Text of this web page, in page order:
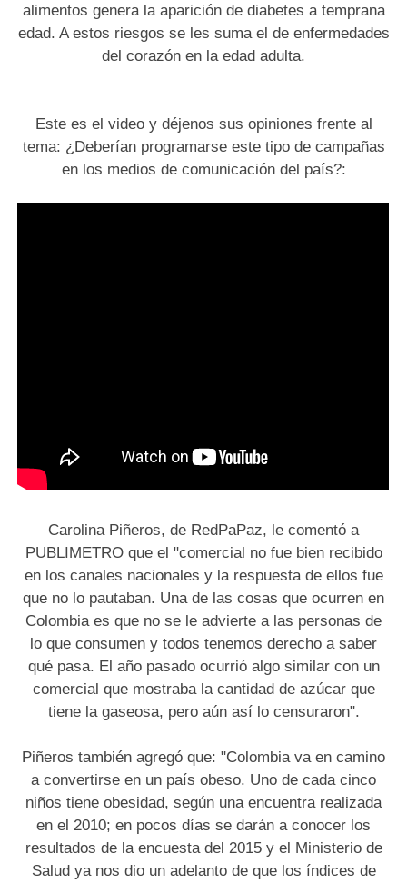
alimentos genera la aparición de diabetes a temprana
edad. A estos riesgos se les suma el de enfermedades
del corazón en la edad adulta.
Este es el video y déjenos sus opiniones frente al
tema: ¿Deberían programarse este tipo de campañas
en los medios de comunicación del país?:
Carolina Piñeros, de RedPaPaz, le comentó a
PUBLIMETRO que el "comercial no fue bien recibido
en los canales nacionales y la respuesta de ellos fue
que no lo pautaban. Una de las cosas que ocurren en
Colombia es que no se le advierte a las personas de
lo que consumen y todos tenemos derecho a saber
qué pasa. El año pasado ocurrió algo similar con un
comercial que mostraba la cantidad de azúcar que
tiene la gaseosa, pero aún así lo censuraron".
Piñeros también agregó que: "Colombia va en camino
a convertirse en un país obeso. Uno de cada cinco
niños tiene obesidad, según una encuentra realizada
en el 2010; en pocos días se darán a conocer los
resultados de la encuesta del 2015 y el Ministerio de
Salud ya nos dio un adelanto de que los índices de